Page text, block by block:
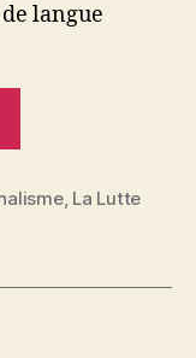
langue
de
, La Lutte